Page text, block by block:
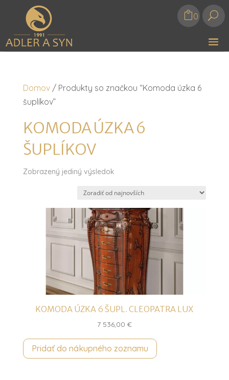
0 U
Domov/ Produkty so značkou “Komoda úzka 6
šuplíkov”
KOMODA ÚZKA 6
ŠUPLÍKOV
Zobrazený jediný výsledok
KOMODA ÚZKA 6 ŠUPL. CLEOPATRA LUX
7 536,00 €
Pridať do nákupného zoznamu